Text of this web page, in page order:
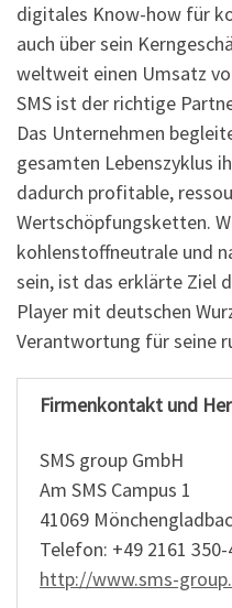
digitales Know-how für
auch über sein
weltweit einen Umsatz
SMS ist der richtige
Das Unternehmen
gesamten Lebenszyklus
dadurch profitable,
Wertschöpfungsketten.
kohlenstoffneutrale und
sein, ist das erklärte Ziel
Player mit deutschen
Verantwortung für seine
Firmenkontakt und
SMS group GmbH
Am SMS Campus 1
41069
Telefon: +49 2161
http://www.sms-